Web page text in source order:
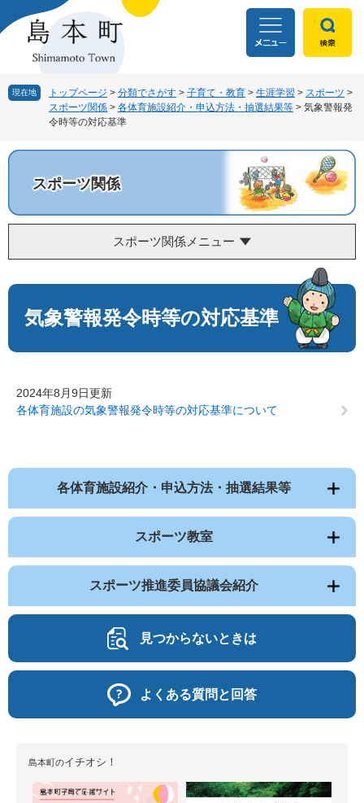
ー
ニ
本
現在地 トップページ > 分類でさがす > 子育て・教育 > 生涯学習 > スポーツ >
スポーツ関係 > 各体育施設紹介・申込方法・抽選結果等 > 気象警報発
令時等の対応基準
スポーツ関係
スポーツ関係メニュー
文
気象警報発令時等の対応基準
2024年8月9日更新
各体育施設の気象警報発令時等の対応基準について
各体育施設紹介・申込方法・抽選結果等
スポーツ教室
スポーツ推進委員協議会紹介
見つからないときは
よくある質問と回答
島本町のイチオシ！